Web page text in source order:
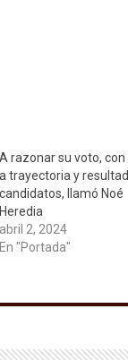
A razonar su voto, con
a trayectoria y
candidatos, llamó Noé
Heredia
abril 2, 2024
En "Portada"